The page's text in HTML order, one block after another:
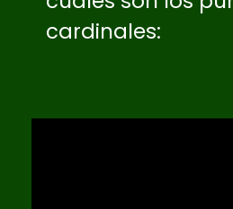
cardinales: